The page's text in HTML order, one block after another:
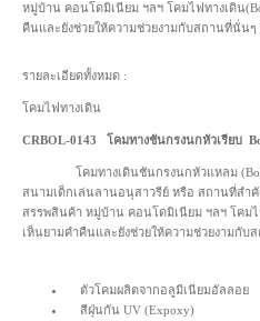
หมู่บ้าน คอนโดมิเนียม ฯลฯ โคมไฟทางเดิน
คืนและยังช่วยให้ความช่วยงามกับสถานที่นั่น
รายละเอียดทั้งหมด :
โคมไฟทางเดิน
CRBOL-0143 โคมทางชันกรงนกหัวเรียบ
โคมทางเดินชันกรงนกหัวแหลม
สนามเด็กเล่นลานอนุสาวรีย์ หรือ สถานที่สำ
สรรพสินค้า หมู่บ้าน คอนโดมิเนียม ฯลฯ โคม
เห็นยามคำคืนและยังช่วยให้ความช่วยงามกั
ตัวโคมผลิตจากอลูมีเนียมอัลลอย
สีฝุ่นกัน UV (Expoxy)